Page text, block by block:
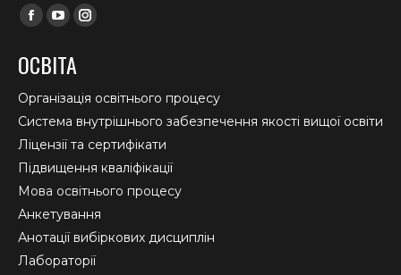
Find us on:
Facebook
opens
in
new
window
YouTube
opens
in
new
window
Instagram
in
new
window
ОСВІТА
Організація освітнього процесу
Система внутрішнього забезпечення якості вищої освіти
Ліцензії та сертифікати
Підвищення кваліфікації
Мова освітнього процесу
Анкетування
Анотації вибіркових дисциплін
Лабораторії